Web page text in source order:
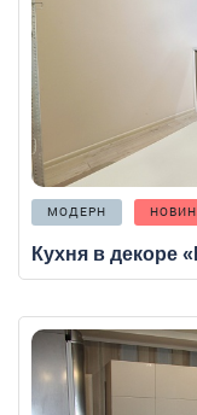
МОДЕРН
Кухня в декоре